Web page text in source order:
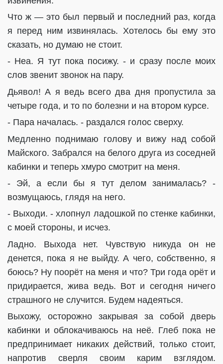
Что ж — это был первый и последний раз, когда
я перед ним извинялась. Хотелось бы ему это
сказать, но думаю не стоит.
- Неа. Я тут пока посижу. - и сразу после моих
слов звенит звонок на пару.
Дьявол! А я ведь всего два дня пропустила за
четыре года, и то по болезни и на втором курсе.
- Пара началась. - раздался голос сверху.
Медленно поднимаю голову и вижу над собой
Майского. Забрался на белого друга из соседней
кабинки и теперь хмуро смотрит на меня.
- Эй, а если бы я тут делом занималась? -
возмущаюсь, глядя на него.
- Выходи. - хлопнул ладошкой по стенке кабинки,
с моей стороны, и исчез.
Ладно. Выхода нет. Чувствую никуда он не
денется, пока я не выйду. А чего, собственно, я
боюсь? Ну поорёт на меня и что? Три года орёт и
придирается, жива ведь. Вот и сегодня ничего
страшного не случится. Будем надеяться.
Выхожу, осторожно закрывая за собой дверь
кабинки и облокачиваюсь на неё. Глеб пока не
предпринимает никаких действий, только стоит,
напротив сверля своим карим взглядом.